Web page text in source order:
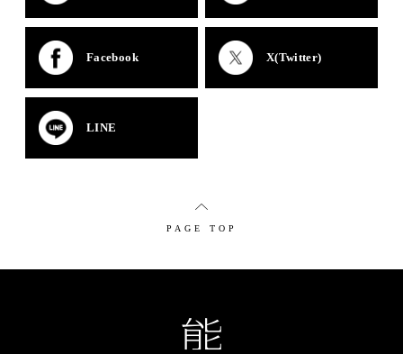
Facebook X(Twitter)
LINE
PAGE TOP